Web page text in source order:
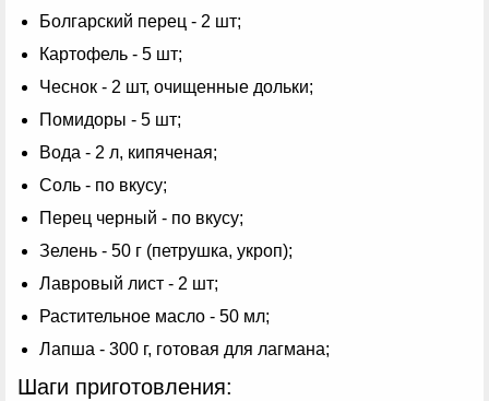
Болгарский перец - 2 шт;
Картофель - 5 шт;
Чеснок - 2 шт, очищенные дольки;
Помидоры - 5 шт;
Вода - 2 л, кипяченая;
Соль - по вкусу;
Перец черный - по вкусу;
Зелень - 50 г (петрушка, укроп);
Лавровый лист - 2 шт;
Растительное масло - 50 мл;
Лапша - 300 г, готовая для лагмана;
Шаги приготовления: